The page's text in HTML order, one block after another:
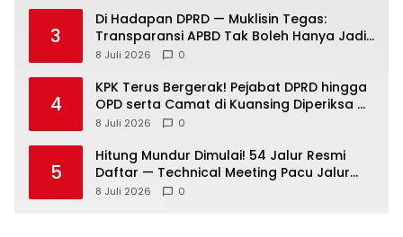
3
Di Hadapan DPRD — Muklisin Tegas:
Transparansi APBD Tak Boleh Hanya Jadi
Slogan!
8 Juli 2026 0
4
KPK Terus Bergerak! Pejabat DPRD hingga
OPD serta Camat di Kuansing Diperiksa —
Suasana Kian Memanas!
8 Juli 2026 0
5
Hitung Mundur Dimulai! 54 Jalur Resmi
Daftar — Technical Meeting Pacu Jalur
Rayon III Benai Digelar Besok
8 Juli 2026 0